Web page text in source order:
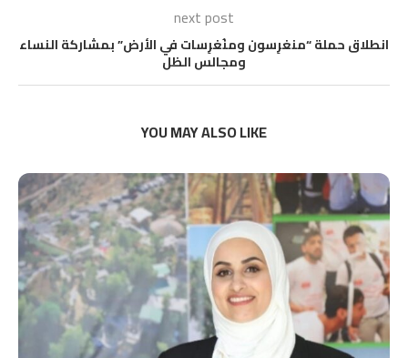
next post
انطلاق حملة “منغرِسون ومنُغرِسات في الأرض” بمشاركة النساء
ومجالس الظل
YOU MAY ALSO LIKE